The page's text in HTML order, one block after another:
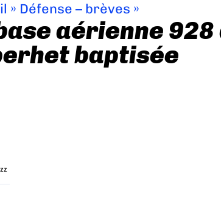
» Défense – brèves »
aérienne
baptisée